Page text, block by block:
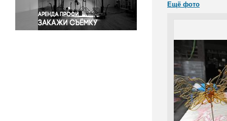
Экономика и бизнес
Ещё фото